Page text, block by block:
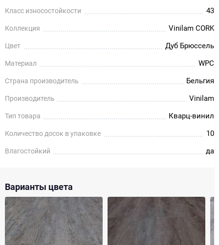
Класс износостойкости 43
Коллекция Vinilam CORK
Цвет Дуб Брюссель
Материал WPC
Страна производитель Бельгия
Производитель Vinilam
Тип товара Кварц-винил
Количество досок в упаковке 10
Влагостойкий да
Варианты цвета